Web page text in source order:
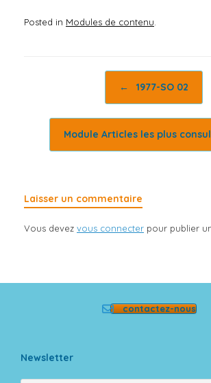
Posted in Modules de contenu
← 1977-SO 02
Module Articles les plus
Laisser un commentaire
Vous devez vous connecter pour publier
contactez-nous
Newsletter